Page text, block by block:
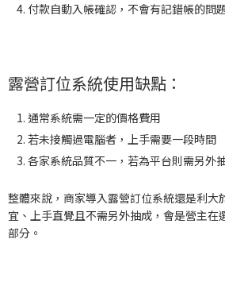
付款自動入帳確認，不會有記錯帳的問
露營訂位系統使用缺點：
通常系統需一定的價格費用
若未接觸過電腦者，上手需要一段時間
各家系統品質不一，若為平台則需另外
整體來說，商家導入露營訂位系統還是利大
宜、上手直覺且不需另外抽成，會是營主在
部分。